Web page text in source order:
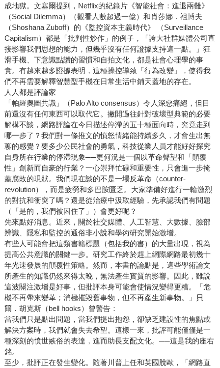
成地獄。文塞爾提到，Netflix的紀錄片《智能社會：進退兩難》
（Social Dilemma）（觀看人數超過一億）和肖莎娜．祖博夫
（Shoshana Zuboff）的《監控資本主義時代》 （Surveillance
Capitalism）都是「批判性炒作」的例子，「誇大社群媒體公司直
接影響我們思想的能力，但幾乎沒有任何證據支持這一點。」狂
滑手機、下意識點讚的習慣和自拍文化，都是社會心理學的事
實。有越來越多證據表明，這種操控導致「行為改變」，使得我
們不再需要解釋智慧型手機在日常生活中鋪天蓋地的存在。
人人都是評論家
「帕羅奧圖共識」（Palo Alto consensus）令人深惡痛絕，但目
前還沒有任何東西可以取代它。撇開過往針對破壞型典範的必要
解構不談，網路評論在今日描述停滯的五十種面向時，究竟走到
哪一步了？我們對一條推文的憤怒情緒能持續多久，才會生出無
聊的感覺？要多少公民社會的勇氣，科技從業人員才能好好探究
自身所在行業的停滯現象──更何況是一個以革命聲望和「顛覆
性」創新而自豪的行業？一心崇拜忙碌和重要性，只會進一步掩
蓋腐敗的現狀。我們現在談的不是一場反革命（counter-
revolution），而是疲勞和多巴胺匱乏。大家準備好進行一輪激烈
的對抗和衝突了嗎？還是從治療中汲取經驗，先承認我們有問題
（「是的，我們被困住了」）會更好呢？
先來點好消息。近來，關於社交媒體、人工智慧、大數據、臉部
辨識、隱私和監控的通俗非小說和學術研究開始激增。
有些人可能會把這類書籍標題（包括我的書）的大量出現，視為
提高公共意識的關鍵一步。研究工作終於趕上網際網路最初幾十
年光速發展的顛覆性策略。然而，本書的論點是，這些學術論文
所產生的知識仍然來得太晚，無法產生實質的影響。因此，雖說
這波關注激增是好事，但批評本身可能會使情況變得更糟。「危
機不再帶來變革；消極摧毀舊事物，但不再產生新事物。」貝
爾．胡克斯（bell hooks）曾警告：
當我們只是點出問題，當我們提出抱怨，卻缺乏建設性的焦點或
解決方案時，我們就會失去希望。這樣一來，批評可能僅僅是一
種深刻的憤世嫉俗的表達，進而助長支配文化。──這是我的座右
銘。
至少，批評正在發生變化。隨著川普上任和英國脫歐，「網路直